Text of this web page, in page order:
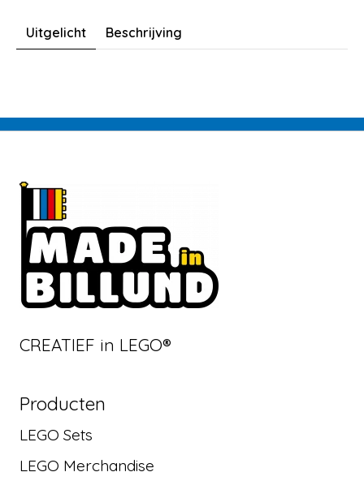
Uitgelicht Beschrijving
CREATIEF in LEGO®
Producten
LEGO Sets
LEGO Merchandise